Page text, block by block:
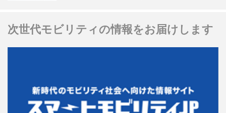
次世代モビリティの情報をお届けします